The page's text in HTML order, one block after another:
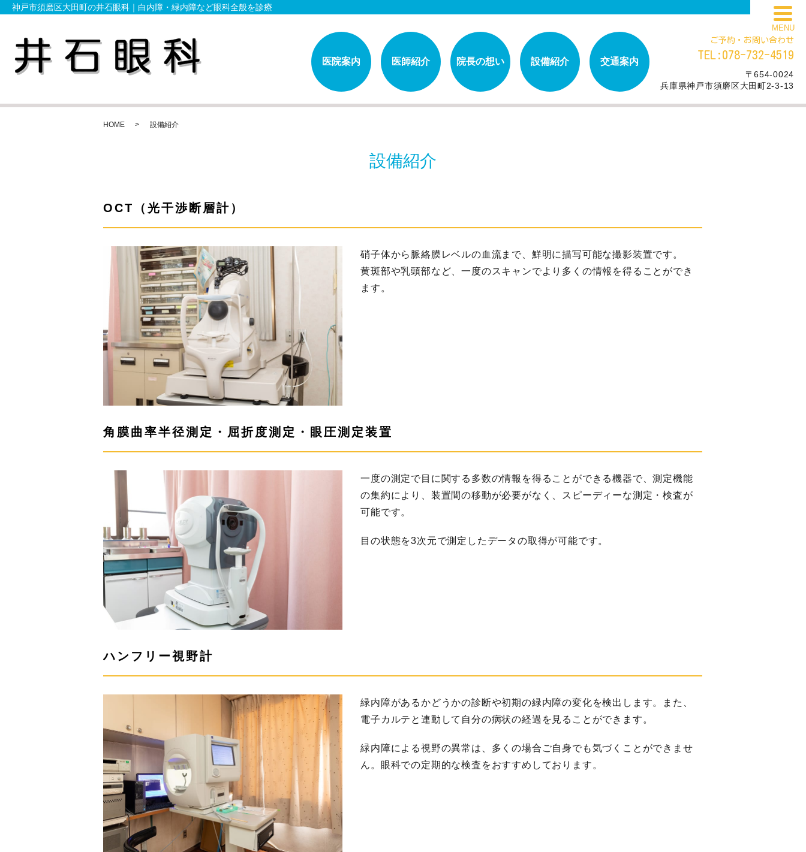
神戸市須磨区大田町の井石眼科｜白内障・緑内障など眼科全般を診療
医院案内 医師紹介 院長の想い 設備紹介 交通案内
MENU
ご予約・お問い合わせ
TEL:078-732-4519
〒654-0024
兵庫県神戸市須磨区大田町2-3-13
HOME 設備紹介
設備紹介
OCT（光干渉断層計）
硝子体から脈絡膜レベルの血流まで、鮮明に描写可能な撮影装置です。
黄斑部や乳頭部など、一度のスキャンでより多くの情報を得ることができ
ます。
角膜曲率半径測定・屈折度測定・眼圧測定装置
一度の測定で目に関する多数の情報を得ることができる機器で、測定機能
の集約により、装置間の移動が必要がなく、スピーディーな測定・検査が
可能です。
目の状態を3次元で測定したデータの取得が可能です。
ハンフリー視野計
緑内障があるかどうかの診断や初期の緑内障の変化を検出します。また、
電子カルテと連動して自分の病状の経過を見ることができます。
緑内障による視野の異常は、多くの場合ご自身でも気づくことができませ
ん。眼科での定期的な検査をおすすめしております。